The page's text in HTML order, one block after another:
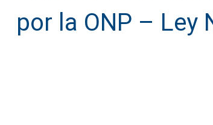
por la ONP – Ley